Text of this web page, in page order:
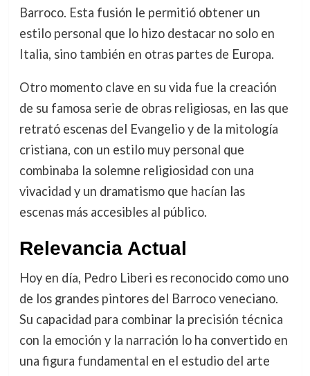
Barroco. Esta fusión le permitió obtener un
estilo personal que lo hizo destacar no solo en
Italia, sino también en otras partes de Europa.
Otro momento clave en su vida fue la creación
de su famosa serie de obras religiosas, en las que
retrató escenas del Evangelio y de la mitología
cristiana, con un estilo muy personal que
combinaba la solemne religiosidad con una
vivacidad y un dramatismo que hacían las
escenas más accesibles al público.
Relevancia Actual
Hoy en día, Pedro Liberi es reconocido como uno
de los grandes pintores del Barroco veneciano.
Su capacidad para combinar la precisión técnica
con la emoción y la narración lo ha convertido en
una figura fundamental en el estudio del arte